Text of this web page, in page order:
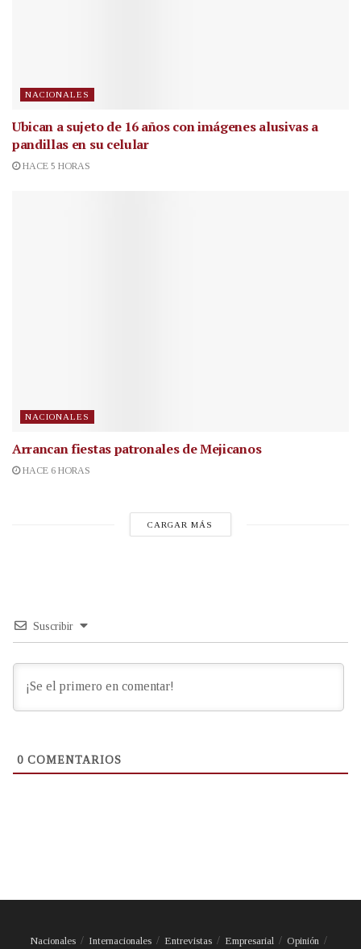
NACIONALES
Ubican a sujeto de 16 años con imágenes alusivas a
pandillas en su celular
HACE 5 HORAS
NACIONALES
Arrancan fiestas patronales de Mejicanos
HACE 6 HORAS
CARGAR MÁS
Suscribir
0 COMENTARIOS
Nacionales Internacionales Entrevistas Empresarial Opinión